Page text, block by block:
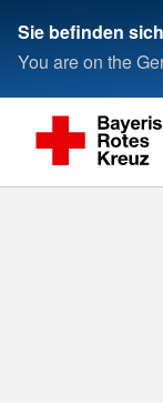
Sie befinden
You are on the